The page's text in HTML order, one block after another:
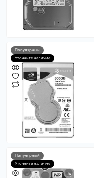
Популярный
Уточните наличие
Популярный
Уточните наличие